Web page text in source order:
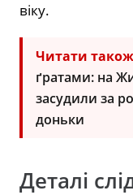
віку.
Читати
ґратами: на
засудили за
доньки
Деталі